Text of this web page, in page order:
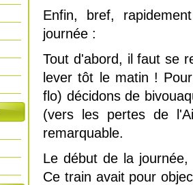
Enfin, bref,
journée :
Tout d'abord, il faut se
lever tôt le matin !
flo) décidons de
(vers les pertes de
remarquable.
Le début de la
Ce train avait pour